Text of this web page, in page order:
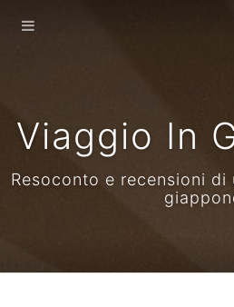
Viaggio In
Resoconto e recensioni
Home